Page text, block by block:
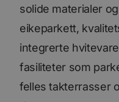
solide materialer
eikeparkett,
integrerte
fasiliteter som
felles takterrasser